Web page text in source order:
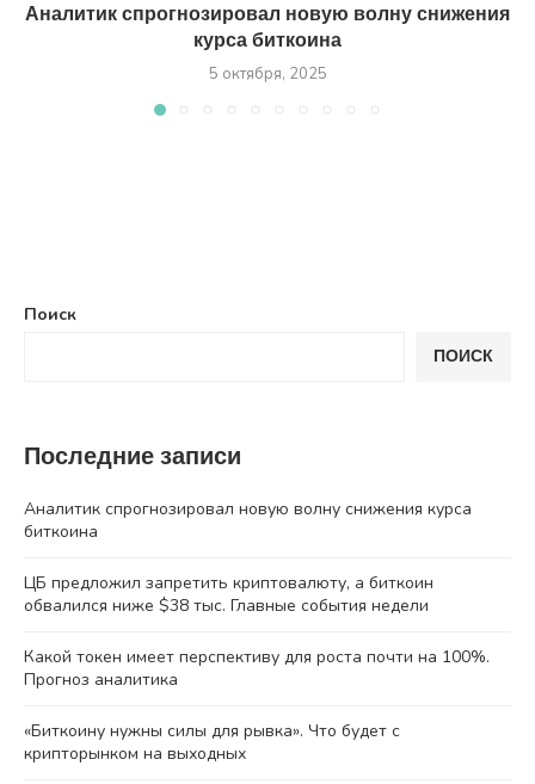
Аналитик спрогнозировал новую волну снижения
курса биткоина
5 октября, 2025
Поиск
ПОИСК
Последние записи
Аналитик спрогнозировал новую волну снижения курса
биткоина
ЦБ предложил запретить криптовалюту, а биткоин
обвалился ниже $38 тыс. Главные события недели
Какой токен имеет перспективу для роста почти на 100%.
Прогноз аналитика
«Биткоину нужны силы для рывка». Что будет с
крипторынком на выходных